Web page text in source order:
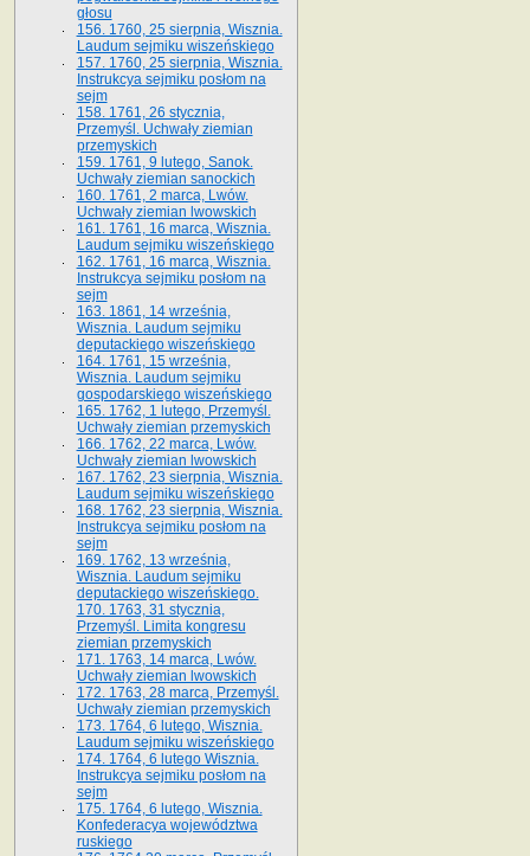
głosu
156. 1760, 25 sierpnia, Wisznia.
Laudum sejmiku wiszeńskiego
157. 1760, 25 sierpnia, Wisznia.
Instrukcya sejmiku posłom na
sejm
158. 1761, 26 stycznia,
Przemyśl. Uchwały ziemian
przemyskich
159. 1761, 9 lutego, Sanok.
Uchwały ziemian sanockich
160. 1761, 2 marca, Lwów.
Uchwały ziemian lwowskich
161. 1761, 16 marca, Wisznia.
Laudum sejmiku wiszeńskiego
162. 1761, 16 marca, Wisznia.
Instrukcya sejmiku posłom na
sejm
163. 1861, 14 września,
Wisznia. Laudum sejmiku
deputackiego wiszeńskiego
164. 1761, 15 września,
Wisznia. Laudum sejmiku
gospodarskiego wiszeńskiego
165. 1762, 1 lutego, Przemyśl.
Uchwały ziemian przemyskich
166. 1762, 22 marca, Lwów.
Uchwały ziemian lwowskich
167. 1762, 23 sierpnia, Wisznia.
Laudum sejmiku wiszeńskiego
168. 1762, 23 sierpnia, Wisznia.
Instrukcya sejmiku posłom na
sejm
169. 1762, 13 września,
Wisznia. Laudum sejmiku
deputackiego wiszeńskiego.
170. 1763, 31 stycznia,
Przemyśl. Limita kongresu
ziemian przemyskich
171. 1763, 14 marca, Lwów.
Uchwały ziemian lwowskich
172. 1763, 28 marca, Przemyśl.
Uchwały ziemian przemyskich
173. 1764, 6 lutego, Wisznia.
Laudum sejmiku wiszeńskiego
174. 1764, 6 lutego Wisznia.
Instrukcya sejmiku posłom na
sejm
175. 1764, 6 lutego, Wisznia.
Konfederacya województwa
ruskiego